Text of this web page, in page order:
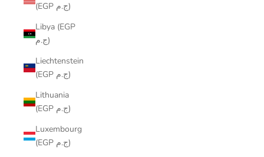
(EGP ج.م)
Libya (EGP
ج.م)
Liechtenstein
(EGP ج.م)
Lithuania
(EGP ج.م)
Luxembourg
(EGP ج.م)